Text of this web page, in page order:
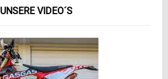
UNSERE VIDEO´S